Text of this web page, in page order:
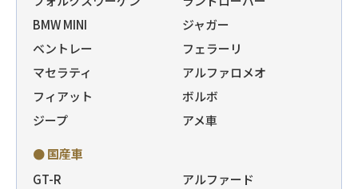
BMW MINI
ジャガー
ベントレー
フェラーリ
マセラティ
アルファロメオ
フィアット
ボルボ
ジープ
アメ車
● 国産車
GT-R
アルファード